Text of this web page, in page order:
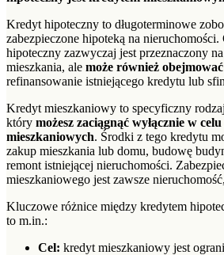
Kredyt hipoteczny to długoterminowe
zabezpieczone hipoteką na
hipoteczny zazwyczaj jest przeznaczony
mieszkania, ale może również
refinansowanie istniejącego kredytu lub
Kredyt mieszkaniowy to specyficzny
który możesz zaciągnąć wyłącznie w
mieszkaniowych. Środki z tego kredytu
zakup mieszkania lub domu, budowę
remont istniejącej nieruchomości.
mieszkaniowego jest zawsze
Kluczowe różnice między kredytem
to m.in.:
Cel: kredyt mieszkaniowy jest